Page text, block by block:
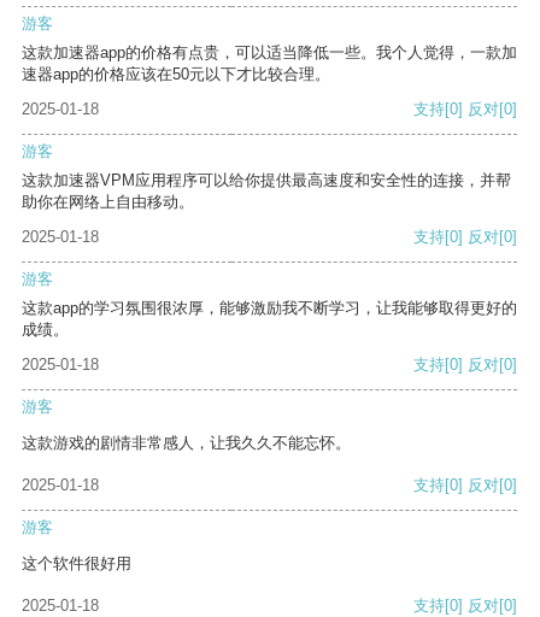
游客
这款加速器app的价格有点贵，可以适当降低一些。我个人觉得，一款加
速器app的价格应该在50元以下才比较合理。
2025-01-18
支持[0] 反对[0]
游客
这款加速器VPM应用程序可以给你提供最高速度和安全性的连接，并帮
助你在网络上自由移动。
2025-01-18
支持[0] 反对[0]
游客
这款app的学习氛围很浓厚，能够激励我不断学习，让我能够取得更好的
成绩。
2025-01-18
支持[0] 反对[0]
游客
这款游戏的剧情非常感人，让我久久不能忘怀。
2025-01-18 支持[0] 反对[0]
游客
这个软件很好用
2025-01-18 支持[0] 反对[0]